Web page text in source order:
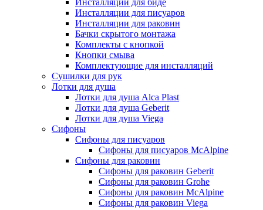
Инсталляции для биде
Инсталляции для писуаров
Инсталляции для раковин
Бачки скрытого монтажа
Комплекты с кнопкой
Кнопки смыва
Комплектующие для инсталляций
Сушилки для рук
Лотки для душа
Лотки для душа Alca Plast
Лотки для душа Geberit
Лотки для душа Viega
Сифоны
Сифоны для писуаров
Сифоны для писуаров McAlpine
Сифоны для раковин
Сифоны для раковин Geberit
Сифоны для раковин Grohe
Сифоны для раковин McAlpine
Сифоны для раковин Viega